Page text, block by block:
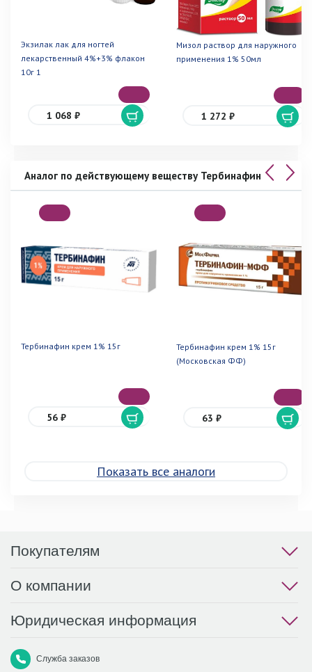
Экзилак лак для ногтей
лекарственный 4%+3% флакон
10г 1
1 068 ₽
Мизол раствор для наружного
применения 1% 50мл
1 272 ₽
Аналог по действующему веществу Тербинафин
Тербинафин крем 1% 15г
56 ₽
Тербинафин крем 1% 15г
(Московская ФФ)
63 ₽
Показать все аналоги
Покупателям
О компании
Юридическая информация
Служба заказов